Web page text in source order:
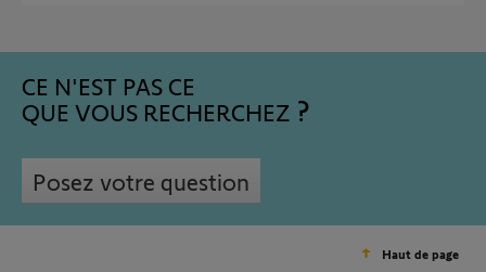
CE N'EST PAS CE
QUE VOUS RECHERCHEZ
Posez votre question
Haut de page